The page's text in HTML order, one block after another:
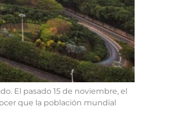
El pasado 15 de noviembre, el
que la población mundial